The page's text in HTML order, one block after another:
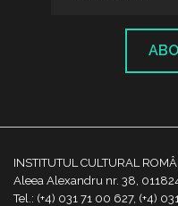
INSTITUTUL CULTURAL
Aleea Alexandru nr. 38,
Tel.: (+4) 031 71 00 627, (+4)